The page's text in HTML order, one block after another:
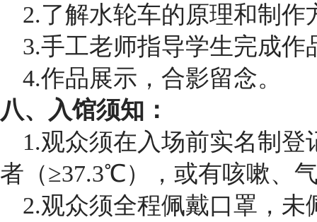
2.了解水轮车的原理和制作
3.手工老师指导学生完成作
4.作品展示，合影留念。
八、入馆须知：
1.观众须在入场前实名制
者（≥37.3℃），或有咳嗽、
2.观众须全程佩戴口罩，未